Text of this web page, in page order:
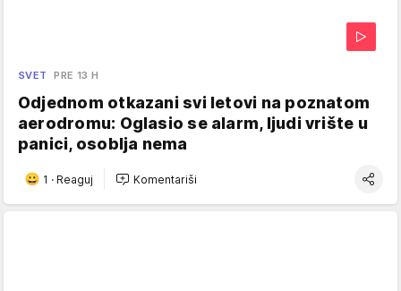
SVET PRE 13 H
Odjednom otkazani svi letovi na poznatom
aerodromu: Oglasio se alarm, ljudi vrište u
panici, osoblja nema
1 · Reaguj Komentariši